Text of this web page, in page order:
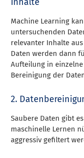
Machine Learning
untersuchenden
relevanter Inhalte
Daten werden dann
Aufteilung in
Bereinigung der
2.
Saubere Daten gibt
maschinelle Lernen
aggressiv gefiltert